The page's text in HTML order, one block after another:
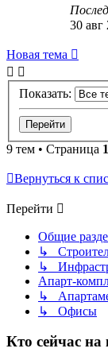
30 авг
Новая тема
Показать:
9 тем • Страница 1
Вернуться к
Перейти
Общие
↳
↳
Апарт-
↳
↳ Офисы
Кто сейчас